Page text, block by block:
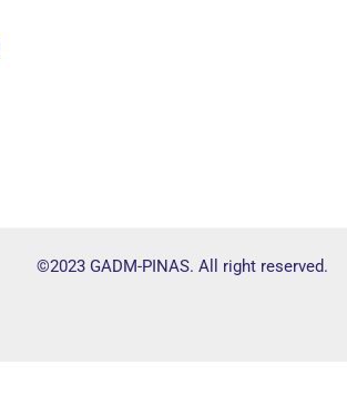
©2023 GADM-PINAS. All right reserved.